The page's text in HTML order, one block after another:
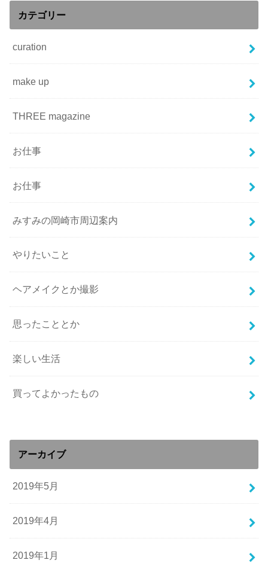
カテゴリー
curation
make up
THREE magazine
お仕事
お仕事
みすみの岡崎市周辺案内
やりたいこと
ヘアメイクとか撮影
思ったこととか
楽しい生活
買ってよかったもの
アーカイブ
2019年5月
2019年4月
2019年1月